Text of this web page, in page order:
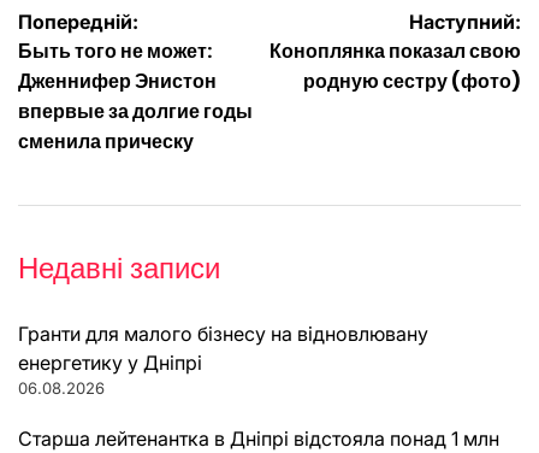
Навігація
записів
Попередній:
Быть того не может:
Дженнифер Энистон
впервые за долгие годы
сменила прическу
Наступний:
Коноплянка показал свою
родную сестру (фото)
Недавні записи
Гранти для малого бізнесу на відновлювану
енергетику у Дніпрі
06.08.2026
Старша лейтенантка в Дніпрі відстояла понад 1 млн